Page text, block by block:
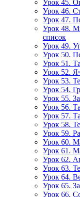
Урок 45.
Урок 46.
Урок 47.
Урок 48.
список
Урок 49.
Урок 50.
Урок 51.
Урок 52.
Урок 53.
Урок 54.
Урок 55.
Урок 56.
Урок 57.
Урок 58.
Урок 59.
Урок 60.
Урок 61.
Урок 62.
Урок 63.
Урок 64.
Урок 65.
Урок 66.